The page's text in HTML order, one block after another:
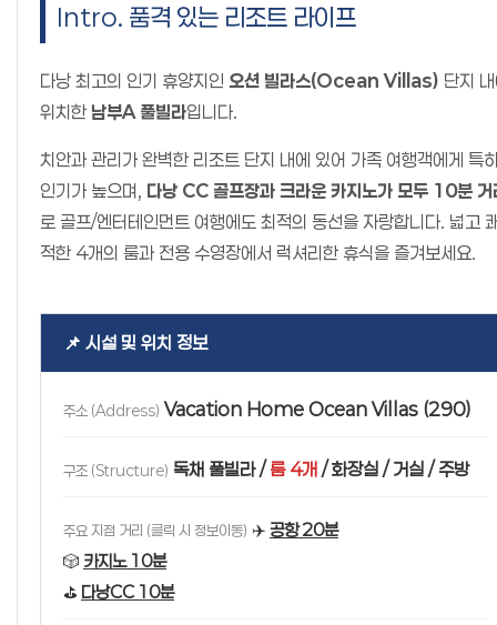
Intro. 품격 있는 리조트 라이프
다낭 최고의 인기 휴양지인 오션 빌라스(Ocean Villas) 단지
위치한 남부A 풀빌라입니다.
치안과 관리가 완벽한 리조트 단지 내에 있어 가족 여행객에게 특
인기가 높으며, 다낭 CC 골프장과 크라운 카지노가 모두 10분 거
로 골프/엔터테인먼트 여행에도 최적의 동선을 자랑합니다. 넓고
적한 4개의 룸과 전용 수영장에서 럭셔리한 휴식을 즐겨보세요.
📌 시설 및 위치 정보
주소 (Address) Vacation Home Ocean Villas (290)
구조 (Structure) 독채 풀빌라 / 룸 4개 / 화장실 / 거실 / 주방
주요 지점 거리 (클릭 시 정보이동) ✈️ 공항 20분
🎲 카지노 10분
⛳ 다낭CC 10분